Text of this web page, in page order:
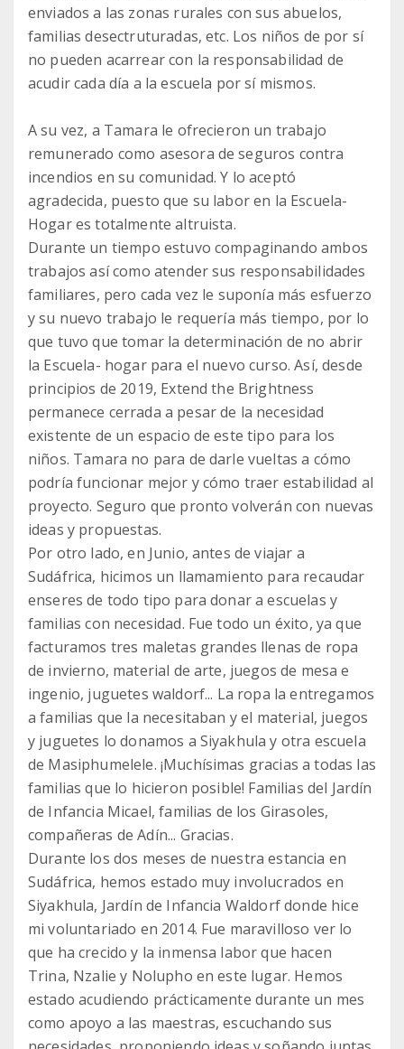
enviados a las zonas rurales con sus abuelos,
familias desectruturadas, etc. Los niños de por sí
no pueden acarrear con la responsabilidad de
acudir cada día a la escuela por sí mismos.
A su vez, a Tamara le ofrecieron un trabajo
remunerado como asesora de seguros contra
incendios en su comunidad. Y lo aceptó
agradecida, puesto que su labor en la Escuela-
Hogar es totalmente altruista.
Durante un tiempo estuvo compaginando ambos
trabajos así como atender sus responsabilidades
familiares, pero cada vez le suponía más esfuerzo
y su nuevo trabajo le requería más tiempo, por lo
que tuvo que tomar la determinación de no abrir
la Escuela- hogar para el nuevo curso. Así, desde
principios de 2019, Extend the Brightness
permanece cerrada a pesar de la necesidad
existente de un espacio de este tipo para los
niños. Tamara no para de darle vueltas a cómo
podría funcionar mejor y cómo traer estabilidad al
proyecto. Seguro que pronto volverán con nuevas
ideas y propuestas.
Por otro lado, en Junio, antes de viajar a
Sudáfrica, hicimos un llamamiento para recaudar
enseres de todo tipo para donar a escuelas y
familias con necesidad. Fue todo un éxito, ya que
facturamos tres maletas grandes llenas de ropa
de invierno, material de arte, juegos de mesa e
ingenio, juguetes waldorf... La ropa la entregamos
a familias que la necesitaban y el material, juegos
y juguetes lo donamos a Siyakhula y otra escuela
de Masiphumelele. ¡Muchísimas gracias a todas las
familias que lo hicieron posible! Familias del Jardín
de Infancia Micael, familias de los Girasoles,
compañeras de Adín... Gracias.
Durante los dos meses de nuestra estancia en
Sudáfrica, hemos estado muy involucrados en
Siyakhula, Jardín de Infancia Waldorf donde hice
mi voluntariado en 2014. Fue maravilloso ver lo
que ha crecido y la inmensa labor que hacen
Trina, Nzalie y Nolupho en este lugar. Hemos
estado acudiendo prácticamente durante un mes
como apoyo a las maestras, escuchando sus